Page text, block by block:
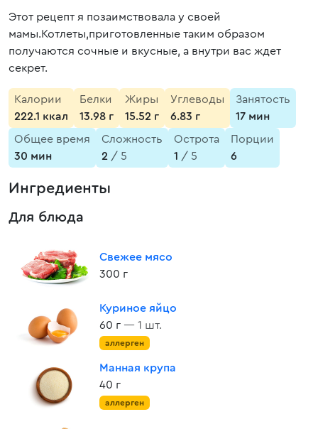
Этот рецепт я позаимствовала у своей
мамы.Котлеты,приготовленные таким образом
получаются сочные и вкусные, а внутри вас ждет
секрет.
Калории
222.1 ккал
Белки
13.98 г
Жиры
15.52 г
Углеводы
6.83 г
Занятость
17 мин
Общее время
30 мин
Сложность
2 / 5
Острота
1 / 5
Порции
6
Ингредиенты
Для блюда
Свежее мясо
300 г
Куриное яйцо
60 г — 1 шт.
аллерген
Манная крупа
40 г
аллерген